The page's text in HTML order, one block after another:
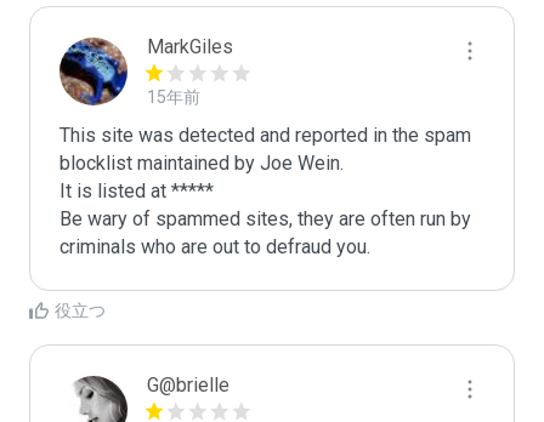
MarkGiles
15年前
This site was detected and reported in the spam
blocklist maintained by Joe Wein.
It is listed at *****
Be wary of spammed sites, they are often run by
criminals who are out to defraud you.
役立つ
G@brielle